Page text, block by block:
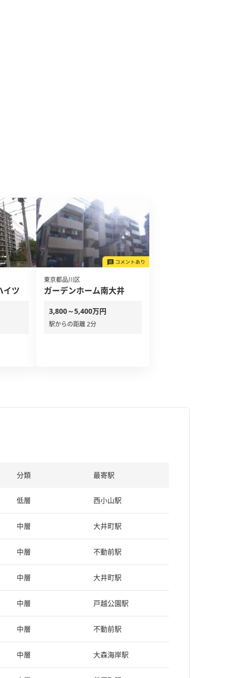
イツ
東京都品川区
ガーデンホーム南大井
3,800～5,400万円
駅からの距離 2分
分類 最寄駅
低層 西小山駅
中層 大井町駅
中層 不動前駅
中層 大井町駅
中層 戸越公園駅
中層 不動前駅
中層 大森海岸駅